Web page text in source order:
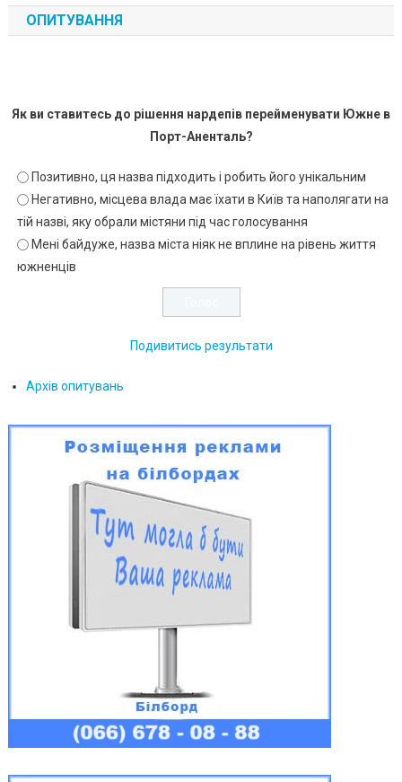
ОПИТУВАННЯ
Як ви ставитесь до рішення нардепів перейменувати Южне в
Порт-Аненталь?
Позитивно, ця назва підходить і робить його унікальним
Негативно, місцева влада має їхати в Київ та наполягати на
тій назві, яку обрали містяни під час голосування
Мені байдуже, назва міста ніяк не вплине на рівень життя
южненців
Подивитись результати
Архів опитувань